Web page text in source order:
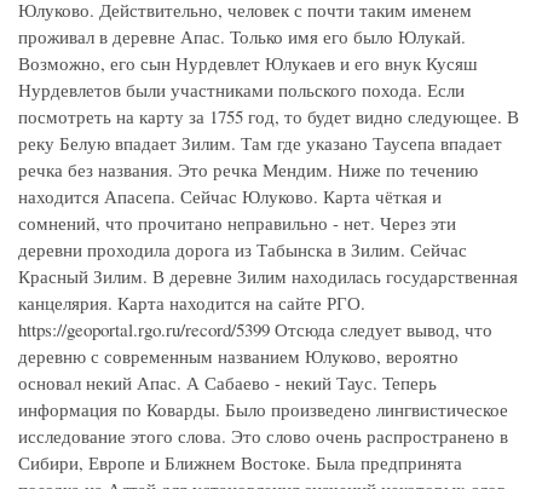
Юлуково. Действительно, человек с почти таким именем
проживал в деревне Апас. Только имя его было Юлукай.
Возможно, его сын Нурдевлет Юлукаев и его внук Кусяш
Нурдевлетов были участниками польского похода. Если
посмотреть на карту за 1755 год, то будет видно следующее. В
реку Белую впадает Зилим. Там где указано Таусепа впадает
речка без названия. Это речка Мендим. Ниже по течению
находится Апасепа. Сейчас Юлуково. Карта чёткая и
сомнений, что прочитано неправильно - нет. Через эти
деревни проходила дорога из Табынска в Зилим. Сейчас
Красный Зилим. В деревне Зилим находилась государственная
канцелярия. Карта находится на сайте РГО.
https://geoportal.rgo.ru/record/5399 Отсюда следует вывод, что
деревню с современным названием Юлуково, вероятно
основал некий Апас. А Сабаево - некий Таус. Теперь
информация по Коварды. Было произведено лингвистическое
исследование этого слова. Это слово очень распространено в
Сибири, Европе и Ближнем Востоке. Была предпринята